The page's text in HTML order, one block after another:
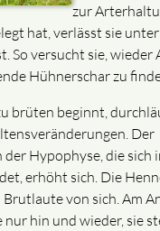
zur
hat, verlässt sie
So versucht sie, wieder
Hühnerschar zu
brüten beginnt,
Der
Hypophyse, die sich
erhöht sich. Die
von sich. Am
hin und wieder, sie